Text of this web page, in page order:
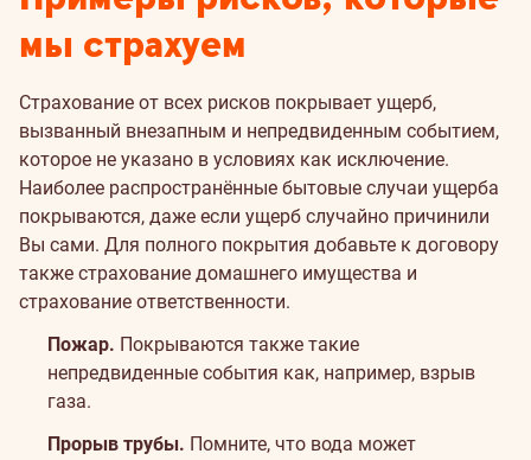
мы страхуем
Страхование от всех рисков покрывает ущерб,
вызванный внезапным и непредвиденным событием,
которое не указано в условиях как исключение.
Наиболее распространённые бытовые случаи ущерба
покрываются, даже если ущерб случайно причинили
Вы сами. Для полного покрытия добавьте к договору
также страхование домашнего имущества и
страхование ответственности.
Пожар. Покрываются также такие
непредвиденные события как, например, взрыв
газа.
Прорыв трубы. Помните, что вода может